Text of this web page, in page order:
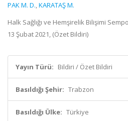
PAK M. D.,KARATAŞ M.
Halk Sağlığı ve Hemşirelik Bilişimi
13 Şubat 2021, (Özet Bildiri)
Yayın Türü: Bildiri / Özet Bildiri
Basıldığı Şehir: Trabzon
Basıldığı Ülke: Türkiye